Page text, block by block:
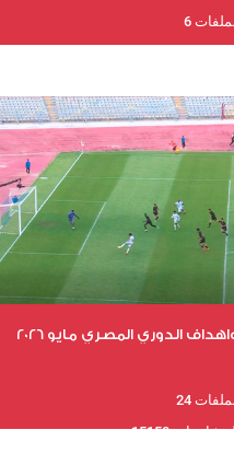
6
الدوري المصري مايو 2026
24
15150